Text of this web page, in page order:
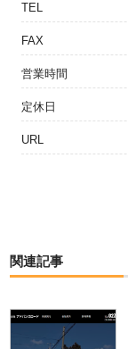
TEL
FAX
営業時間
定休日
URL
関連記事